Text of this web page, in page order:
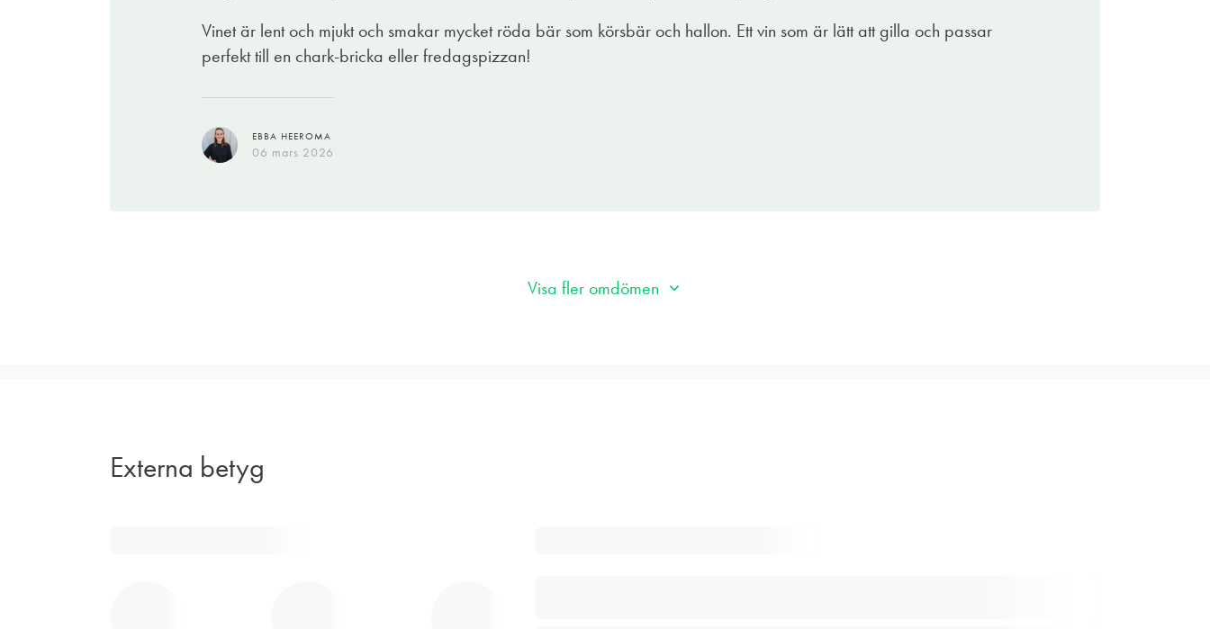
Vinet är lent och mjukt och smakar mycket röda bär som körsbär och hallon. Ett vin som är lätt att gilla och passar
perfekt till en chark-bricka eller fredagspizzan!
EBBA HEEROMA
06 mars 2026
02 mars 2026
Visa fler omdömen
Externa betyg